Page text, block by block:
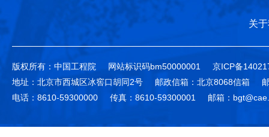
关
版权所有：中国工程院 网站标识码bm50000001
京ICP备
地址：北京市西城区冰窖口胡同2号
邮政信箱：北京8068信箱
电话：8610-59300000
传真：8610-59300001 邮箱：